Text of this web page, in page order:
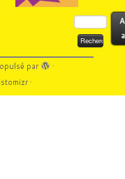
Rechercher :
par
·
·